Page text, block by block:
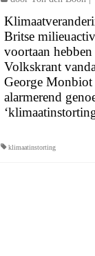
Britse
voortaan
Volkskrant
George Monbiot
alarmerend
klimaatinstorting